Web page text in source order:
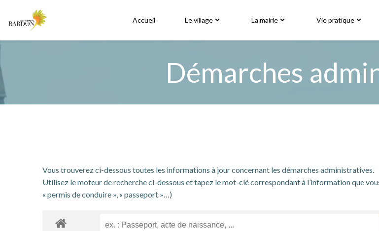
contenu
Accueil Le village La mairie Vie pratique
Démarches
Vous trouverez ci-dessous toutes les informations à jour concernant les démarches administratives.
Utilisez le moteur de recherche ci-dessous et tapez le mot-clé correspondant à l’information que
« permis de conduire », « passeport »…)